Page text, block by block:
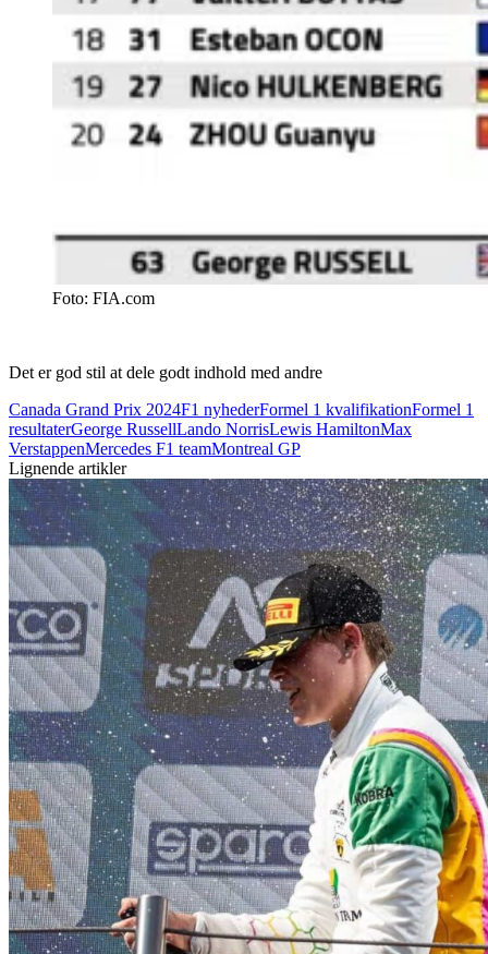
Foto: FIA.com
Det er god stil at dele godt indhold med andre
Canada Grand Prix 2024F1 nyhederFormel 1 kvalifikationFormel 1
resultaterGeorge RussellLando NorrisLewis HamiltonMax
VerstappenMercedes F1 teamMontreal GP
Lignende artikler